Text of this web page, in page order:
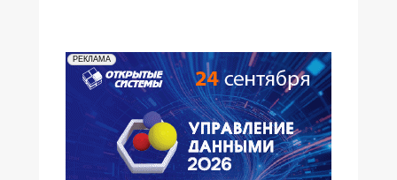
РЕКЛАМА